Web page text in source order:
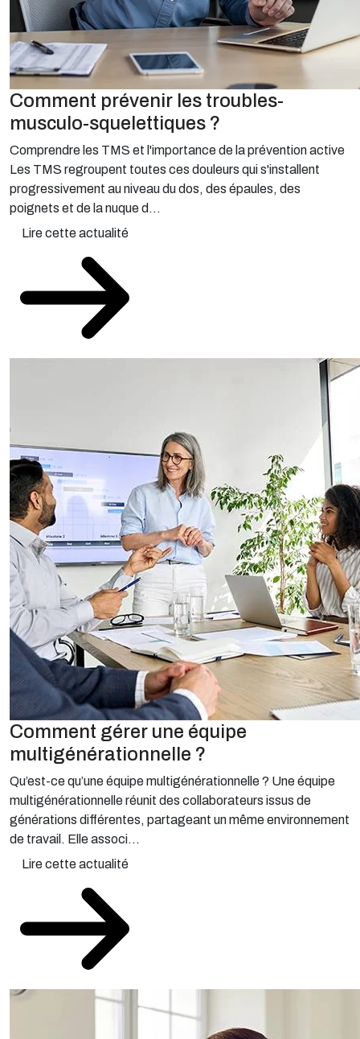
Comment prévenir les troubles-
musculo-squelettiques ?
Comprendre les TMS et l'importance de la prévention active
Les TMS regroupent toutes ces douleurs qui s'installent
progressivement au niveau du dos, des épaules, des
poignets et de la nuque d...
Lire cette actualité
Comment gérer une équipe
multigénérationnelle ?
Qu’est-ce qu’une équipe multigénérationnelle ? Une équipe
multigénérationnelle réunit des collaborateurs issus de
générations différentes, partageant un même environnement
de travail. Elle associ...
Lire cette actualité